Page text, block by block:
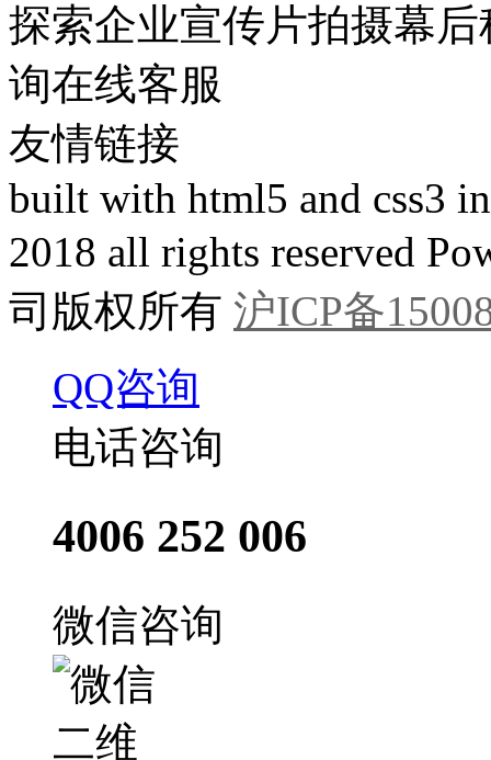
探索企业宣传片拍摄幕后
询在线客服
友情链接
built with html5 and css3
2018 all rights reserved
司版权所有 沪ICP备
QQ咨询
电话咨询
4006 252 006
微信咨询